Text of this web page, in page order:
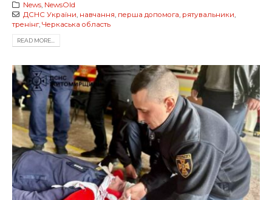
News, NewsOld
ДСНС України, навчання, перша допомога, рятувальники,
тренінг, Черкаська область
READ MORE...